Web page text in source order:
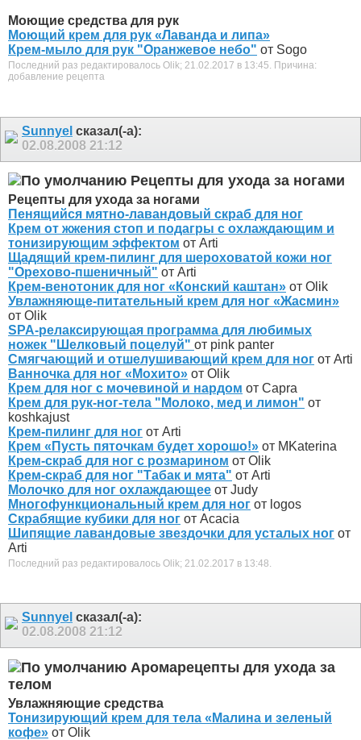
Моющие средства для рук
Моющий крем для рук «Лаванда и липа»
Крем-мыло для рук "Оранжевое небо" от Sogo
Последний раз редактировалось Olik; 21.02.2017 в 13:45. Причина:
добавление рецепта
Sunnyel сказал(-а):
02.08.2008 21:12
Рецепты для ухода за ногами
Рецепты для ухода за ногами
Пенящийся мятно-лавандовый скраб для ног
Крем от жжения стоп и подагры с охлаждающим и
тонизирующим эффектом от Arti
Щадящий крем-пилинг для шероховатой кожи ног
"Орехово-пшеничный" от Arti
Крем-венотоник для ног «Конский каштан» от Olik
Увлажняюще-питательный крем для ног «Жасмин»
от Olik
SPA-релаксирующая программа для любимых
ножек "Шелковый поцелуй" от pink panter
Смягчающий и отшелушивающий крем для ног от Arti
Ванночка для ног «Мохито» от Olik
Крем для ног с мочевиной и нардом от Capra
Крем для рук-ног-тела "Молоко, мед и лимон" от
koshkajust
Крем-пилинг для ног от Arti
Крем «Пусть пяточкам будет хорошо!» от MKaterina
Крем-скраб для ног с розмарином от Olik
Крем-скраб для ног "Табак и мята" от Arti
Молочко для ног охлаждающее от Judy
Многофункциональный крем для ног от logos
Скрабящие кубики для ног от Acacia
Шипящие лавандовые звездочки для усталых ног от
Arti
Последний раз редактировалось Olik; 21.02.2017 в 13:48.
Sunnyel сказал(-а):
02.08.2008 21:12
Аромарецепты для ухода за
телом
Увлажняющие средства
Тонизирующий крем для тела «Малина и зеленый
кофе» от Olik